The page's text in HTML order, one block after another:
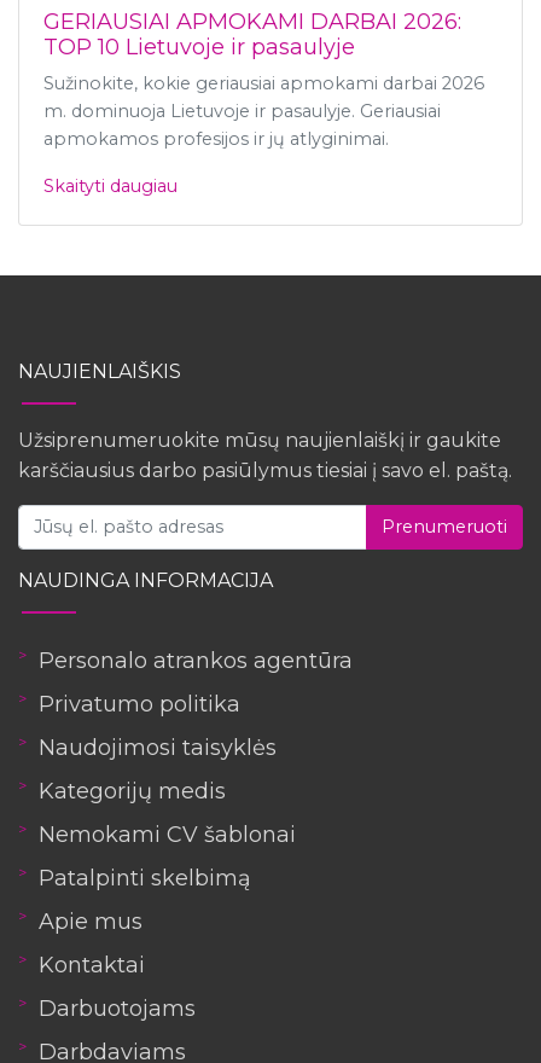
GERIAUSIAI APMOKAMI DARBAI 2026:
TOP 10 Lietuvoje ir pasaulyje
Sužinokite, kokie geriausiai apmokami darbai 2026
m. dominuoja Lietuvoje ir pasaulyje. Geriausiai
apmokamos profesijos ir jų atlyginimai.
Skaityti daugiau
NAUJIENLAIŠKIS
Užsiprenumeruokite mūsų naujienlaiškį ir gaukite
karščiausius darbo pasiūlymus tiesiai į savo el. paštą.
Prenumeruoti
NAUDINGA INFORMACIJA
Personalo atrankos agentūra
Privatumo politika
Naudojimosi taisyklės
Kategorijų medis
Nemokami CV šablonai
Patalpinti skelbimą
Apie mus
Kontaktai
Darbuotojams
Darbdaviams